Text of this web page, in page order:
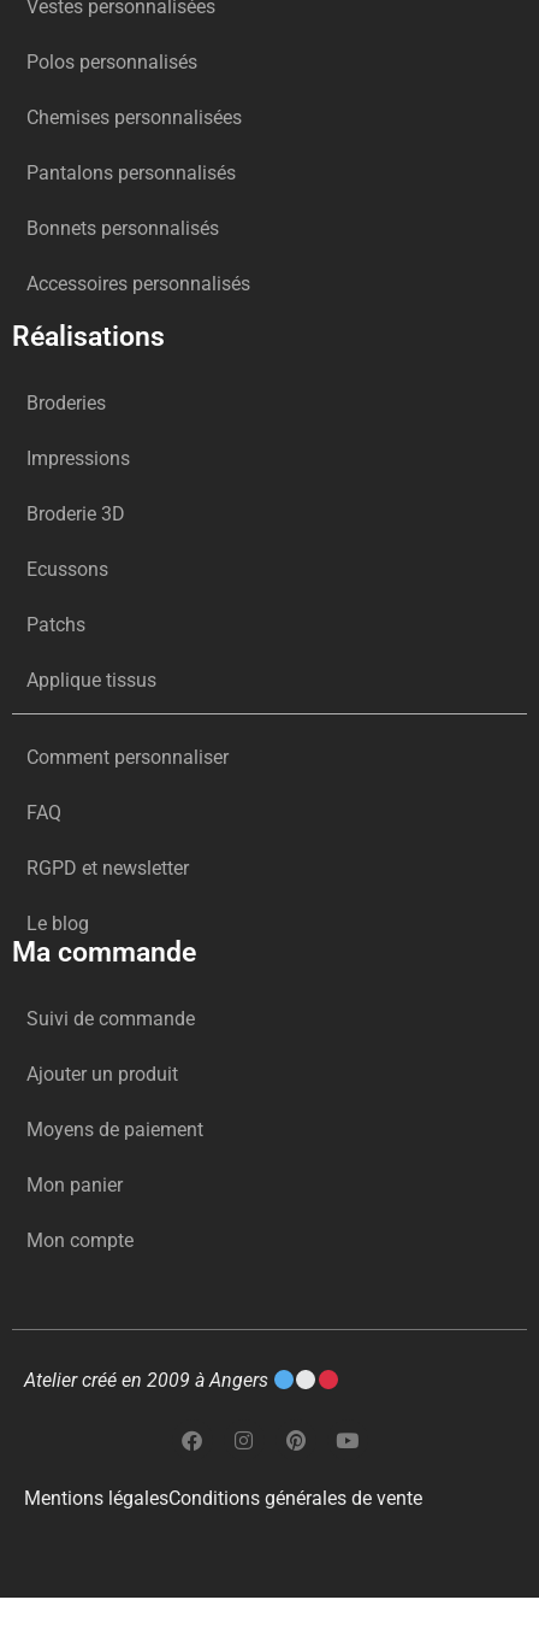
Vestes personnalisées
Polos personnalisés
Chemises personnalisées
Pantalons personnalisés
Bonnets personnalisés
Accessoires personnalisés
Réalisations
Broderies
Impressions
Broderie 3D
Ecussons
Patchs
Applique tissus
Comment personnaliser
FAQ
RGPD et newsletter
Le blog
Ma commande
Suivi de commande
Ajouter un produit
Moyens de paiement
Mon panier
Mon compte
Atelier créé en 2009 à Angers
Mentions légalesConditions générales de vente